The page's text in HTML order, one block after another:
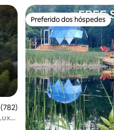
uma avaliação média de 5, 782
Preferido dos hóspedes
Preferido dos hóspedes